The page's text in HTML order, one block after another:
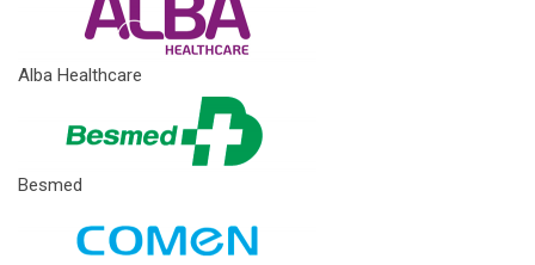
Alba Healthcare
Besmed